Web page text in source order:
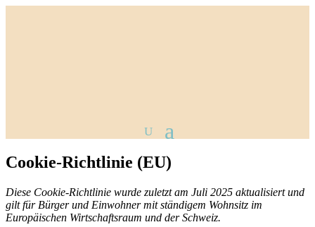
Cookie-Richtlinie (EU)
Diese Cookie-Richtlinie wurde zuletzt am Juli 2025 aktualisiert und
gilt für Bürger und Einwohner mit ständigem Wohnsitz im
Europäischen Wirtschaftsraum und der Schweiz.